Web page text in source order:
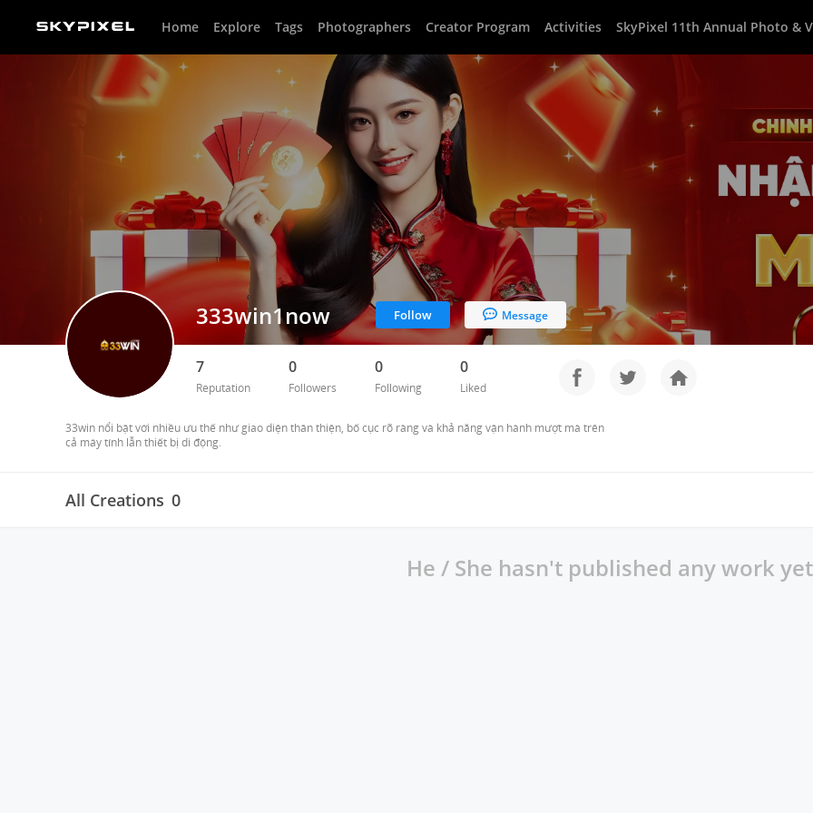
Home Explore Tags Photographers Creator Program Activities SkyPixel 11th Annual Photo &
333win1now Follow Message
7
Reputation
0
Followers
0
Following
0
Liked
33win nổi bật với nhiều ưu thế như giao diện thân thiện, bố cục rõ ràng và khả năng vận hành mượt mà trên
All Creations 0
He / She hasn't published any work yet